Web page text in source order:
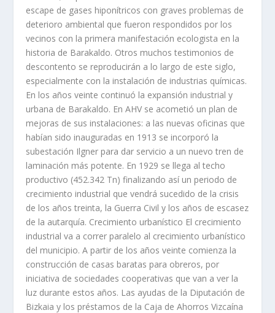
escape de gases hiponítricos con graves problemas de
deterioro ambiental que fueron respondidos por los
vecinos con la primera manifestación ecologista en la
historia de Barakaldo. Otros muchos testimonios de
descontento se reproducirán a lo largo de este siglo,
especialmente con la instalación de industrias químicas.
En los años veinte continuó la expansión industrial y
urbana de Barakaldo. En AHV se acometió un plan de
mejoras de sus instalaciones: a las nuevas oficinas que
habían sido inauguradas en 1913 se incorporó la
subestación Ilgner para dar servicio a un nuevo tren de
laminación más potente. En 1929 se llega al techo
productivo (452.342 Tn) finalizando así un periodo de
crecimiento industrial que vendrá sucedido de la crisis
de los años treinta, la Guerra Civil y los años de escasez
de la autarquía. Crecimiento urbanístico El crecimiento
industrial va a correr paralelo al crecimiento urbanístico
del municipio. A partir de los años veinte comienza la
construcción de casas baratas para obreros, por
iniciativa de sociedades cooperativas que van a ver la
luz durante estos años. Las ayudas de la Diputación de
Bizkaia y los préstamos de la Caja de Ahorros Vizcaína